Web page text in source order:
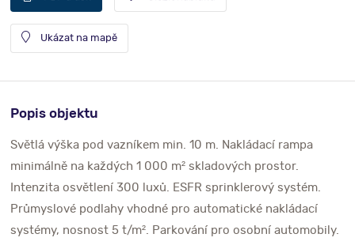
Ukázat na mapě
Popis objektu
Světlá výška pod vazníkem min. 10 m. Nakládací rampa
minimálně na každých 1 000 m² skladových prostor.
Intenzita osvětlení 300 luxů. ESFR sprinklerový systém.
Průmyslové podlahy vhodné pro automatické nakládací
systémy, nosnost 5 t/m². Parkování pro osobní automobily.